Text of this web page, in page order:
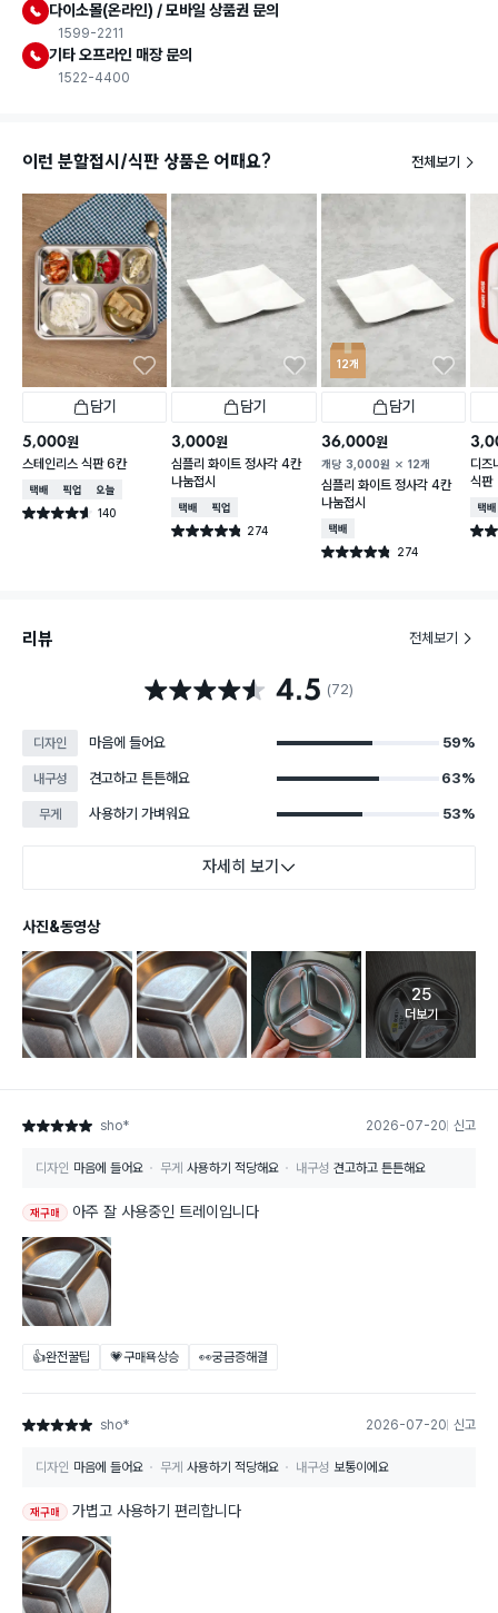
다이소몰(온라인) / 모바일 상품권 문의
1599-2211
기타 오프라인 매장 문의
1522-4400
이런 분할접시/식판 상품은 어때요? 전체보기
담기
5,000원
스테인리스 식판 6칸
택배배송매장픽업오늘배송
별점 4.6점 140
건 작성
담기
3,000원
심플리 화이트 정사각 4칸
나눔접시
택배배송매장픽업
별점 4.8점 274
건 작성
12개
담기
36,000원
개당 3,000원 12개
심플리 화이트 정사각 4칸
나눔접시
택배배송
별점 4.8점 274
건 작성
디즈
식판
택배
별점
리뷰 전체보기
별점 4.5점 4.5 (72)
디자인 마음에 들어요 59%
내구성 견고하고 튼튼해요 63%
무게 사용하기 가벼워요 53%
자세히 보기
사진&동영상
고객 리뷰
25
더보기
별점 5점 sho* 2026-07-20 신고
디자인 마음에 들어요 무게 사용하기 적당해요 내구성 견고하고 튼튼해요
재구매 아주 잘 사용중인 트레이입니다
👍완전꿀팁 💗구매욕상승 👀궁금증해결
별점 5점 sho* 2026-07-20 신고
디자인 마음에 들어요 무게 사용하기 적당해요 내구성 보통이에요
재구매 가볍고 사용하기 편리합니다